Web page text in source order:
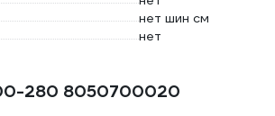
нет шин см
нет
280 8050700020